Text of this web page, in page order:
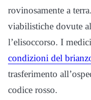
rovinosamente a
viabilistiche dovute
l’elisoccorso. I
condizioni del
trasferimento
codice rosso.